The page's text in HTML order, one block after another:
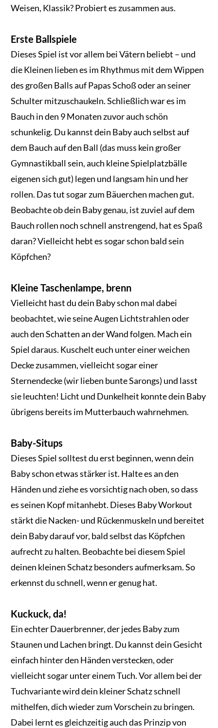
Weisen, Klassik? Probiert es zusammen aus.
Erste Ballspiele
Dieses Spiel ist vor allem bei Vätern beliebt – und
die Kleinen lieben es im Rhythmus mit dem Wippen
des großen Balls auf Papas Schoß oder an seiner
Schulter mitzuschaukeln. Schließlich war es im
Bauch in den 9 Monaten zuvor auch schön
schunkelig. Du kannst dein Baby auch selbst auf
dem Bauch auf den Ball (das muss kein großer
Gymnastikball sein, auch kleine Spielplatzbälle
eigenen sich gut) legen und langsam hin und her
rollen. Das tut sogar zum Bäuerchen machen gut.
Beobachte ob dein Baby genau, ist zuviel auf dem
Bauch rollen noch schnell anstrengend, hat es Spaß
daran? Vielleicht hebt es sogar schon bald sein
Köpfchen?
Kleine Taschenlampe, brenn
Vielleicht hast du dein Baby schon mal dabei
beobachtet, wie seine Augen Lichtstrahlen oder
auch den Schatten an der Wand folgen. Mach ein
Spiel daraus. Kuschelt euch unter einer weichen
Decke zusammen, vielleicht sogar einer
Sternendecke (wir lieben bunte Sarongs) und lasst
sie leuchten! Licht und Dunkelheit konnte dein Baby
übrigens bereits im Mutterbauch wahrnehmen.
Baby-Situps
Dieses Spiel solltest du erst beginnen, wenn dein
Baby schon etwas stärker ist. Halte es an den
Händen und ziehe es vorsichtig nach oben, so dass
es seinen Kopf mitanhebt. Dieses Baby Workout
stärkt die Nacken- und Rückenmuskeln und bereitet
dein Baby darauf vor, bald selbst das Köpfchen
aufrecht zu halten. Beobachte bei diesem Spiel
deinen kleinen Schatz besonders aufmerksam. So
erkennst du schnell, wenn er genug hat.
Kuckuck, da!
Ein echter Dauerbrenner, der jedes Baby zum
Staunen und Lachen bringt. Du kannst dein Gesicht
einfach hinter den Händen verstecken, oder
vielleicht sogar unter einem Tuch. Vor allem bei der
Tuchvariante wird dein kleiner Schatz schnell
mithelfen, dich wieder zum Vorschein zu bringen.
Dabei lernt es gleichzeitig auch das Prinzip von